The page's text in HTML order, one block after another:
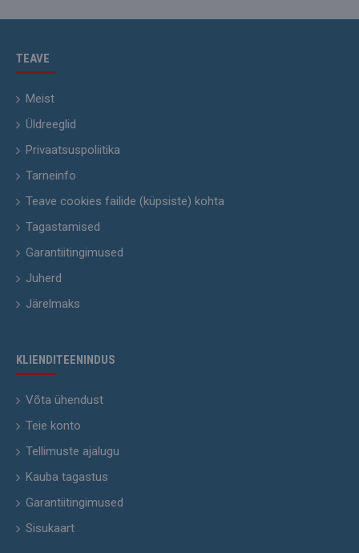
TEAVE
Meist
Üldreeglid
Privaatsuspoliitika
Tarneinfo
Teave cookies failide (küpsiste) kohta
Tagastamised
Garantiitingimused
Juherd
Järelmaks
KLIENDITEENINDUS
Võta ühendust
Teie konto
Tellimuste ajalugu
Kauba tagastus
Garantiitingimused
Sisukaart